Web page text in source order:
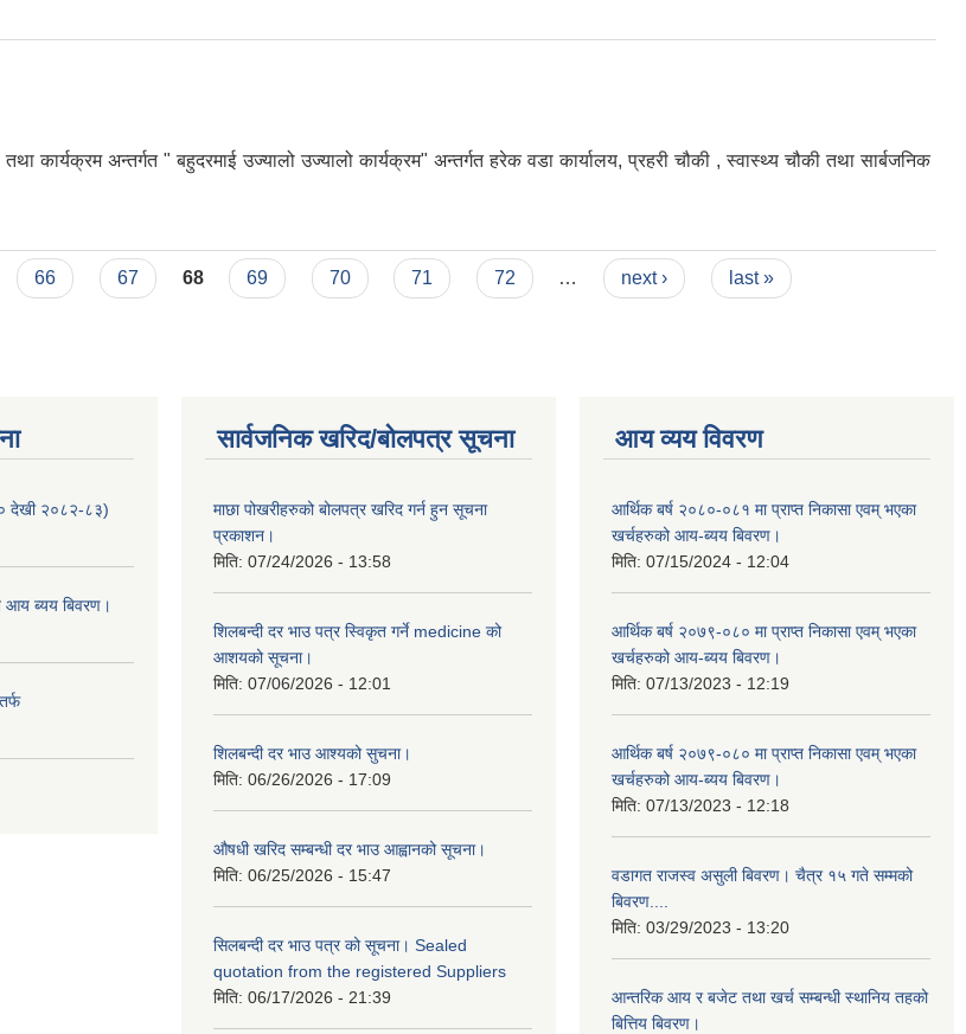
कार्यक्रम अन्तर्गत " बहुदरमाई उज्यालो उज्यालो कार्यक्रम" अन्तर्गत हरेक वडा कार्यालय, प्रहरी चौकी , स्वास्थ्य चौकी तथा सार्बजनिक
66 67 68 69 70 71 72 … next › last »
देखी २०८२-८३)
ब्यय बिवरण।
सार्वजनिक खरिद/बोलपत्र सूचना
माछा पोखरीहरुको बोलपत्र खरिद गर्न हुन सूचना
प्रकाशन।
मिति: 07/24/2026 - 13:58
शिलबन्दी दर भाउ पत्र स्विकृत गर्ने medicine को
आशयको सूचना।
मिति: 07/06/2026 - 12:01
शिलबन्दी दर भाउ आश्यको सुचना।
मिति: 06/26/2026 - 17:09
औषधी खरिद सम्बन्धी दर भाउ आह्वानको सूचना।
मिति: 06/25/2026 - 15:47
सिलबन्दी दर भाउ पत्र को सूचना। Sealed
quotation from the registered Suppliers
मिति: 06/17/2026 - 21:39
आय व्यय विवरण
आर्थिक बर्ष २०८०-०८१ मा प्राप्त निकासा एवम् भएका
खर्चहरुको आय-ब्यय बिवरण।
मिति: 07/15/2024 - 12:04
आर्थिक बर्ष २०७९-०८० मा प्राप्त निकासा एवम् भएका
खर्चहरुको आय-ब्यय बिवरण।
मिति: 07/13/2023 - 12:19
आर्थिक बर्ष २०७९-०८० मा प्राप्त निकासा एवम् भएका
खर्चहरुको आय-ब्यय बिवरण।
मिति: 07/13/2023 - 12:18
वडागत राजस्व असुली बिवरण। चैत्र १५ गते सम्मको
बिवरण....
मिति: 03/29/2023 - 13:20
आन्तरिक आय र बजेट तथा खर्च सम्बन्धी स्थानिय तहको
बित्तिय बिवरण।